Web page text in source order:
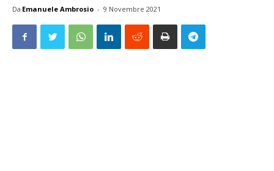
Da Emanuele Ambrosio - 9 Novembre 2021